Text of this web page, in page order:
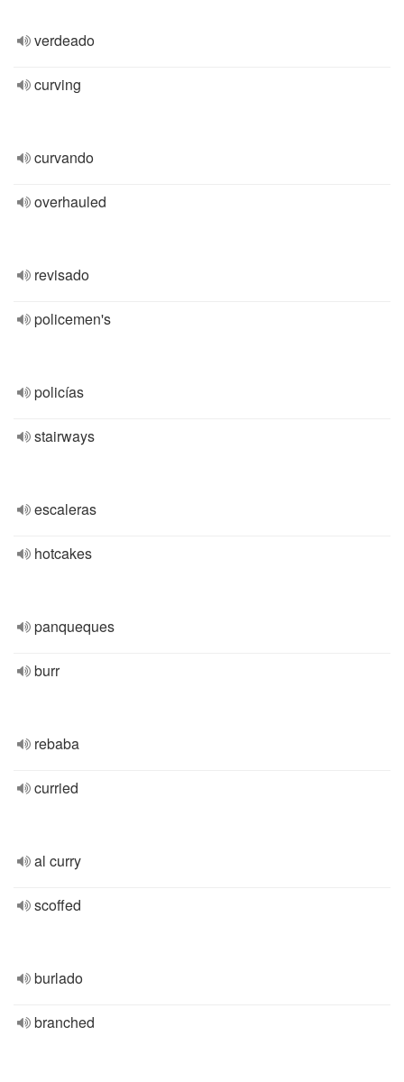
verdeado
curving
curvando
overhauled
revisado
policemen's
policías
stairways
escaleras
hotcakes
panqueques
burr
rebaba
curried
al curry
scoffed
burlado
branched